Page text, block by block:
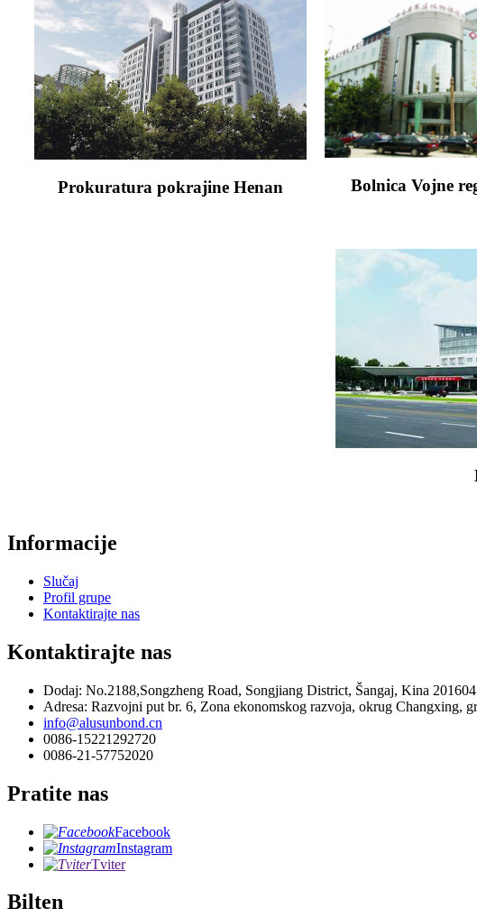
Prokuratura pokrajine Henan Bolnica Vojne
Informacije
Slučaj
Profil grupe
Kontaktirajte nas
Kontaktirajte nas
Dodaj: No.2188,Songzheng Road, Songjiang District, Šangaj, Kina 201604
Adresa: Razvojni put br. 6, Zona ekonomskog razvoja, okrug Changxing,
info@alusunbond.cn
0086-15221292720
0086-21-57752020
Pratite nas
Facebook
Instagram
Tviter
Bilten